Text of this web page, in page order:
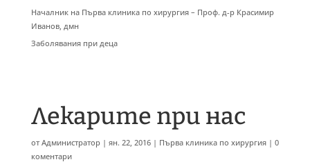
Началник на Първа клиника по хирургия – Проф. д-р Красимир
Иванов, дмн
Заболявания при деца
Лекарите при нас
от Администратор| ян. 22, 2016| Първа клиника по хирургия| 0
коментари